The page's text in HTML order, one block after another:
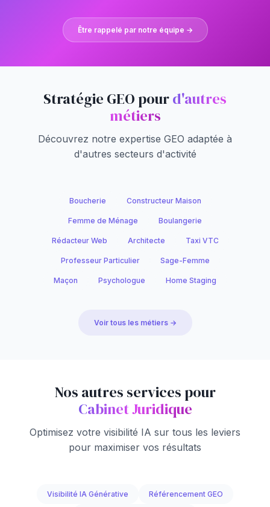
Être rappelé par notre équipe →
Stratégie GEO pourd'autres
métiers
Découvrez notre expertise GEO adaptée à
d'autres secteurs d'activité
Boucherie Constructeur Maison
Femme de Ménage Boulangerie
Rédacteur Web Architecte Taxi VTC
Professeur Particulier Sage-Femme
Maçon Psychologue Home Staging
Voir tous les métiers →
Nos autres services pour
Cabinet Juridique
Optimisez votre visibilité IA sur tous les leviers
pour maximiser vos résultats
Visibilité IA Générative Référencement GEO